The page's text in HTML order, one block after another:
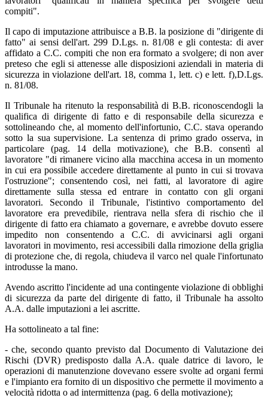
compiti".
Il capo di imputazione attribuisce a B.B. la posizione di "dirigente di
fatto" ai sensi dell'art. 299 D.Lgs. n. 81/08 e gli contesta: di aver
affidato a C.C. compiti che non era formato a svolgere; di non aver
preteso che egli si attenesse alle disposizioni aziendali in materia di
sicurezza in violazione dell'art. 18, comma 1, lett. c) e lett. f),D.Lgs.
n. 81/08.
Il Tribunale ha ritenuto la responsabilità di B.B. riconoscendogli la
qualifica di dirigente di fatto e di responsabile della sicurezza e
sottolineando che, al momento dell'infortunio, C.C. stava operando
sotto la sua supervisione. La sentenza di primo grado osserva, in
particolare (pag. 14 della motivazione), che B.B. consentì al
lavoratore "di rimanere vicino alla macchina accesa in un momento
in cui era possibile accedere direttamente al punto in cui si trovava
l'ostruzione"; consentendo così, nei fatti, al lavoratore di agire
direttamente sulla stessa ed entrare in contatto con gli organi
lavoratori. Secondo il Tribunale, l'istintivo comportamento del
lavoratore era prevedibile, rientrava nella sfera di rischio che il
dirigente di fatto era chiamato a governare, e avrebbe dovuto essere
impedito non consentendo a C.C. di avvicinarsi agli organi
lavoratori in movimento, resi accessibili dalla rimozione della griglia
di protezione che, di regola, chiudeva il varco nel quale l'infortunato
introdusse la mano.
Avendo ascritto l'incidente ad una contingente violazione di obblighi
di sicurezza da parte del dirigente di fatto, il Tribunale ha assolto
A.A. dalle imputazioni a lei ascritte.
Ha sottolineato a tal fine:
- che, secondo quanto previsto dal Documento di Valutazione dei
Rischi (DVR) predisposto dalla A.A. quale datrice di lavoro, le
operazioni di manutenzione dovevano essere svolte ad organi fermi
e l'impianto era fornito di un dispositivo che permette il movimento a
velocità ridotta o ad intermittenza (pag. 6 della motivazione);